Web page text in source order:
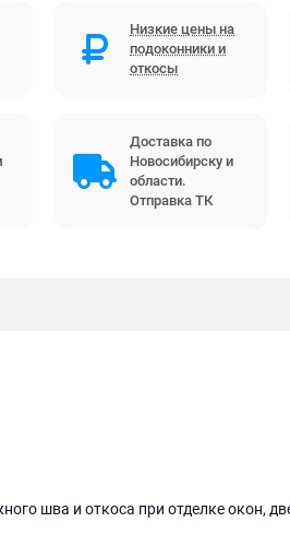
Низкие цены на
подоконники и
откосы
Доставка по
Новосибирску и
области.
Отправка ТК
шва и откоса при отделке окон,